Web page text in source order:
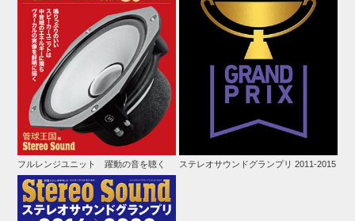
フルレンジユニット 躍動の音を聴く ステレオサウンドグランプリ 2011-2015